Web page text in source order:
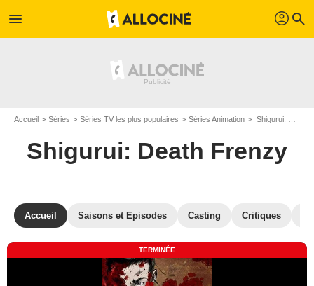
menu profil search
Accueil Séries Séries TV les plus populaires Séries Animation Shigurui: Death Frenzy
Shigurui: Death Frenzy
Accueil Saisons et Episodes Casting Critiques
TERMINÉE